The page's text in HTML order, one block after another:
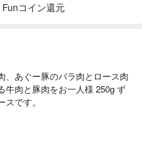
コイン還元
、あぐー豚のバラ肉とロース肉
牛肉と豚肉をお一人様 250g ず
です。